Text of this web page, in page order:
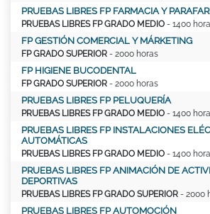
PRUEBAS LIBRES FP FARMACIA Y
PRUEBAS LIBRES FP GRADO MEDIO - 1400
FP GESTIÓN COMERCIAL Y MÁRKETING
FP GRADO SUPERIOR - 2000 horas
FP HIGIENE BUCODENTAL
FP GRADO SUPERIOR - 2000 horas
PRUEBAS LIBRES FP PELUQUERÍA
PRUEBAS LIBRES FP GRADO MEDIO - 1400
PRUEBAS LIBRES FP INSTALACIONES
AUTOMÁTICAS
PRUEBAS LIBRES FP GRADO MEDIO - 1400
PRUEBAS LIBRES FP ANIMACIÓN DE
DEPORTIVAS
PRUEBAS LIBRES FP GRADO SUPERIOR - 2000
PRUEBAS LIBRES FP AUTOMOCIÓN